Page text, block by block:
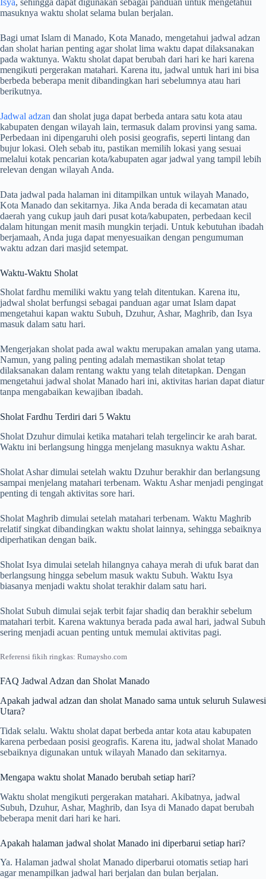
masuknya waktu sholat selama bulan berjalan.
Bagi umat Islam di Manado, Kota Manado, mengetahui jadwal adzan
dan sholat harian penting agar sholat lima waktu dapat dilaksanakan
pada waktunya. Waktu sholat dapat berubah dari hari ke hari karena
mengikuti pergerakan matahari. Karena itu, jadwal untuk hari ini bisa
berbeda beberapa menit dibandingkan hari sebelumnya atau hari
berikutnya.
Jadwal adzan dan sholat juga dapat berbeda antara satu kota atau
kabupaten dengan wilayah lain, termasuk dalam provinsi yang sama.
Perbedaan ini dipengaruhi oleh posisi geografis, seperti lintang dan
bujur lokasi. Oleh sebab itu, pastikan memilih lokasi yang sesuai
melalui kotak pencarian kota/kabupaten agar jadwal yang tampil lebih
relevan dengan wilayah Anda.
Data jadwal pada halaman ini ditampilkan untuk wilayah Manado,
Kota Manado dan sekitarnya. Jika Anda berada di kecamatan atau
daerah yang cukup jauh dari pusat kota/kabupaten, perbedaan kecil
dalam hitungan menit masih mungkin terjadi. Untuk kebutuhan ibadah
berjamaah, Anda juga dapat menyesuaikan dengan pengumuman
waktu adzan dari masjid setempat.
Waktu-Waktu Sholat
Sholat fardhu memiliki waktu yang telah ditentukan. Karena itu,
jadwal sholat berfungsi sebagai panduan agar umat Islam dapat
mengetahui kapan waktu Subuh, Dzuhur, Ashar, Maghrib, dan Isya
masuk dalam satu hari.
Mengerjakan sholat pada awal waktu merupakan amalan yang utama.
Namun, yang paling penting adalah memastikan sholat tetap
dilaksanakan dalam rentang waktu yang telah ditetapkan. Dengan
mengetahui jadwal sholat Manado hari ini, aktivitas harian dapat diatur
tanpa mengabaikan kewajiban ibadah.
Sholat Fardhu Terdiri dari 5 Waktu
Sholat Dzuhur dimulai ketika matahari telah tergelincir ke arah barat.
Waktu ini berlangsung hingga menjelang masuknya waktu Ashar.
Sholat Ashar dimulai setelah waktu Dzuhur berakhir dan berlangsung
sampai menjelang matahari terbenam. Waktu Ashar menjadi pengingat
penting di tengah aktivitas sore hari.
Sholat Maghrib dimulai setelah matahari terbenam. Waktu Maghrib
relatif singkat dibandingkan waktu sholat lainnya, sehingga sebaiknya
diperhatikan dengan baik.
Sholat Isya dimulai setelah hilangnya cahaya merah di ufuk barat dan
berlangsung hingga sebelum masuk waktu Subuh. Waktu Isya
biasanya menjadi waktu sholat terakhir dalam satu hari.
Sholat Subuh dimulai sejak terbit fajar shadiq dan berakhir sebelum
matahari terbit. Karena waktunya berada pada awal hari, jadwal Subuh
sering menjadi acuan penting untuk memulai aktivitas pagi.
Referensi fikih ringkas: Rumaysho.com
FAQ Jadwal Adzan dan Sholat Manado
Apakah jadwal adzan dan sholat Manado sama untuk seluruh Sulawesi
Utara?
Tidak selalu. Waktu sholat dapat berbeda antar kota atau kabupaten
karena perbedaan posisi geografis. Karena itu, jadwal sholat Manado
sebaiknya digunakan untuk wilayah Manado dan sekitarnya.
Mengapa waktu sholat Manado berubah setiap hari?
Waktu sholat mengikuti pergerakan matahari. Akibatnya, jadwal
Subuh, Dzuhur, Ashar, Maghrib, dan Isya di Manado dapat berubah
beberapa menit dari hari ke hari.
Apakah halaman jadwal sholat Manado ini diperbarui setiap hari?
Ya. Halaman jadwal sholat Manado diperbarui otomatis setiap hari
agar menampilkan jadwal hari berjalan dan bulan berjalan.